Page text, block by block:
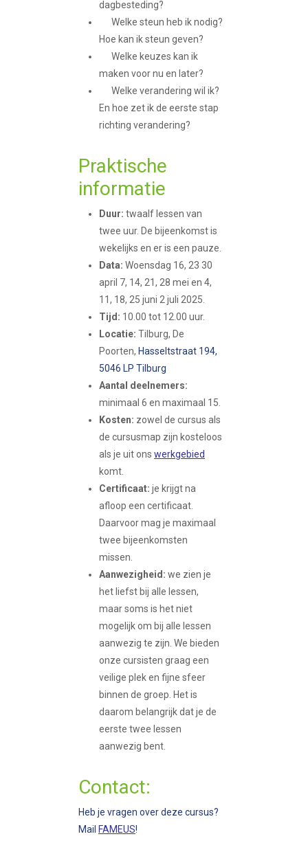
dagbesteding?
Welke steun heb ik nodig?
Hoe kan ik steun geven?
Welke keuzes kan ik
maken voor nu en later?
Welke verandering wil ik?
En hoe zet ik de eerste stap
richting verandering?
Praktische
informatie
Duur: twaalf lessen van
twee uur. De bijeenkomst is
wekelijks en er is een pauze.
Data: Woensdag 16, 23 30
april 7, 14, 21, 28 mei en 4,
11, 18, 25 juni 2 juli 2025.
Tijd: 10.00 tot 12.00 uur.
Locatie: Tilburg, De
Poorten, Hasseltstraat 194,
5046 LP Tilburg
Aantal deelnemers:
minimaal 6 en maximaal 15.
Kosten: zowel de cursus als
de cursusmap zijn kosteloos
als je uit ons werkgebied
komt.
Certificaat: je krijgt na
afloop een certificaat.
Daarvoor mag je maximaal
twee bijeenkomsten
missen.
Aanwezigheid: we zien je
het liefst bij alle lessen,
maar soms is het niet
mogelijk om bij alle lessen
aanwezig te zijn. We bieden
onze cursisten graag een
veilige plek en fijne sfeer
binnen de groep. Het is
daarom belangrijk dat je de
eerste twee lessen
aanwezig bent.
Contact:
Heb je vragen over deze cursus?
Mail FAMEUS!